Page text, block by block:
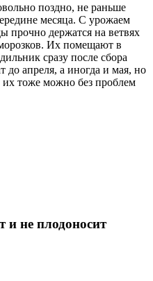
поздно, не раньше
месяца. С урожаем
прочно держатся на ветвях
Их помещают в
сразу после сбора
до апреля, а иногда и мая, но
их тоже можно без проблем
и не плодоносит